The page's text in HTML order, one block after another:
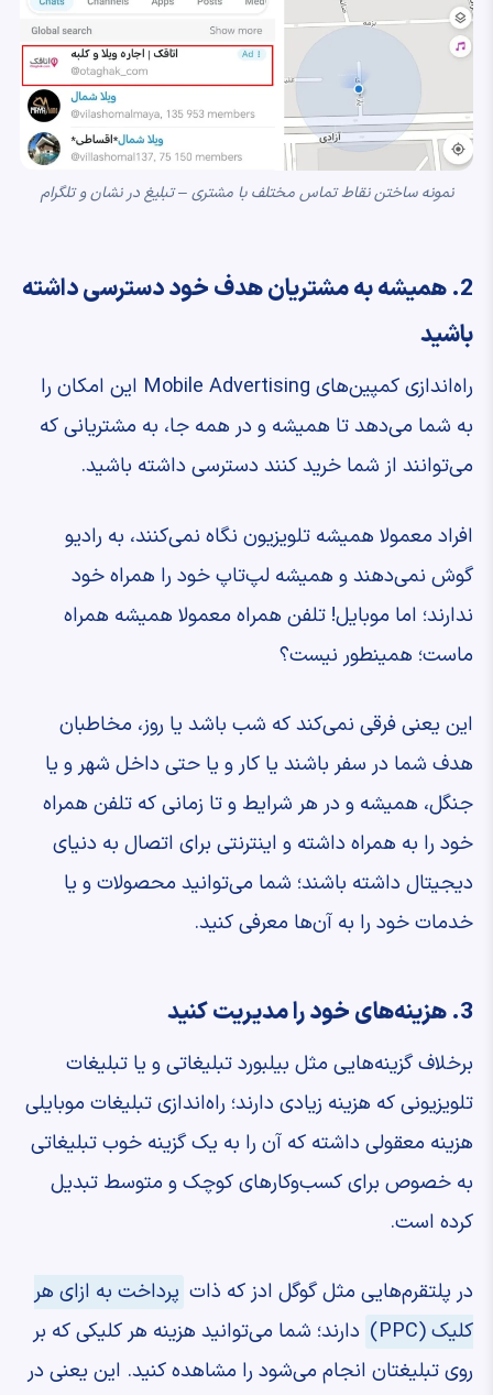
نمونه‌ ساختن نقاط تماس مختلف با مشتری – تبلیغ در نشان و تلگرام
2. همیشه به مشتریان هدف خود دسترسی داشته
باشید
راه‌اندازی کمپین‌های Mobile Advertising این امکان را
به شما می‌دهد تا همیشه و در همه جا، به مشتریانی که
می‌توانند از شما خرید کنند دسترسی داشته باشید.
افراد معمولا همیشه تلویزیون نگاه نمی‌کنند، به رادیو
گوش نمی‌دهند و همیشه لپ‌تاپ خود را همراه خود
ندارند؛ اما موبایل! تلفن همراه معمولا همیشه همراه
ماست؛ همینطور نیست؟
این یعنی فرقی نمی‌کند که شب باشد یا روز، مخاطبان
هدف شما در سفر باشند یا کار و یا حتی داخل شهر و یا
جنگل، همیشه و در هر شرایط و تا زمانی که تلفن همراه
خود را به همراه داشته و اینترنتی برای اتصال به دنیای
دیجیتال داشته باشند؛ شما می‌توانید محصولات و یا
خدمات خود را به آن‌ها معرفی کنید.
3. هزینه‌‌های خود را مدیریت کنید
برخلاف گزینه‌هایی مثل بیلبورد تبلیغاتی و یا تبلیغات
تلویزیونی که هزینه زیادی دارند؛ راه‌اندازی تبلیغات موبایلی
هزینه معقولی داشته که آن را به یک گزینه خوب تبلیغاتی
به خصوص برای کسب‌وکارهای کوچک و متوسط تبدیل
کرده است.
در پلتقرم‌هایی مثل گوگل ادز که ذات پرداخت به ازای هر
کلیک (PPC)
دارند؛ شما می‌توانید هزینه هر کلیکی که بر
روی تبلیغتان انجام می‌شود را مشاهده کنید. این یعنی در